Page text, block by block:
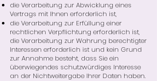
die Verarbeitung zur Abwicklung eines
Vertrags mit Ihnen erforderlich ist,
die Verarbeitung zur Erfüllung einer
rechtlichen Verpflichtung erforderlich ist,
die Verarbeitung zur Wahrung berechtigter
Interessen erforderlich ist und kein Grund
zur Annahme besteht, dass Sie ein
überwiegendes schutzwürdiges Interesse
an der Nichtweitergabe Ihrer Daten haben.